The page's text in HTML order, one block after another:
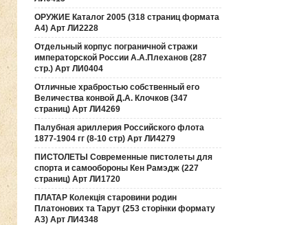
ОРУЖИЕ Каталог 2005 (318 страниц формата
А4) Арт ЛИ2228
Отдельный корпус пограничной стражи
императорской России А.А.Плеханов (287
стр.) Арт ЛИ0404
Отличные храбростью собственный его
Величества конвой Д.А. Клочков (347
страниц) Арт ЛИ4269
Палубная ариллерия Российского флота
1877-1904 гг (8-10 стр) Арт ЛИ4279
ПИСТОЛЕТЫ Современные пистолеты для
спорта и самообороны Кен Рамэдж (227
страниц) Арт ЛИ1720
ПЛАТАР Колекція старовини родин
Платонових та Тарут (253 сторінки формату
А3) Арт ЛИ4348